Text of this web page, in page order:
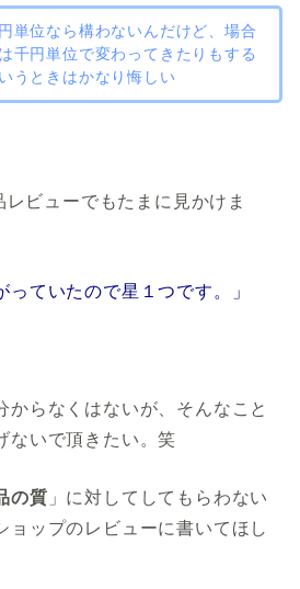
単位なら構わないんだけど、場合
千円単位で変わってきたりもする
うときはかなり悔しい
ビューでもたまに見かけま
っていたので星１つです。」
からなくはないが、そんなこと
ないで頂きたい。笑
の質 」に対してしてもらわない
ョップのレビューに書いてほし